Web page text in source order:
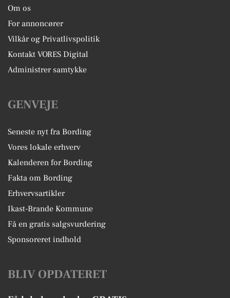
Om os
For annoncører
Vilkår og Privatlivspolitik
Kontakt VORES Digital
Administrer samtykke
GENVEJE
Seneste nyt fra Bording
Vores lokale erhverv
Kalenderen for Bording
Fakta om Bording
Erhvervsartikler
Ikast-Brande Kommune
Få en gratis salgsvurdering
Sponsoreret indhold
BLIV OPDATERET